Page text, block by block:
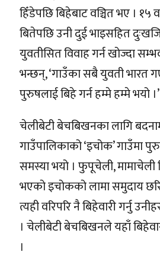
हिँडेपछि बिहेबाट वञ्चित भए । १५
बितेपछि उनी दुई भाइसहित
युवतीसित विवाह गर्न खोज्दा
भन्छन्, ‘गाउँका सबै युवती भारत
पुरुषलाई बिहे गर्न हम्मे हम्मे भयो ।’
चेलीबेटी बेचबिखनका लागि
गाउँपालिकाको ‘इचोक’ गाउँमा
समस्या भयो । फुपूचेली, मामाचेली
भएको इचोकको लामा समुदाय
त्यही वरिपरि नै बिहेवारी गर्नु
। चेलीबेटी बेचबिखनले यहाँ
।